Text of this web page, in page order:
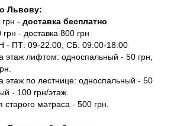
Львову:
- доставка бесплатно
- доставка 800 грн
- ПТ: 09-22:00, СБ: 09:00-18:00
этаж лифтом: односпальный - 50 грн,
этаж по лестнице: односпальный - 50
- 100 грн/этаж.
старого матраса - 500 грн.